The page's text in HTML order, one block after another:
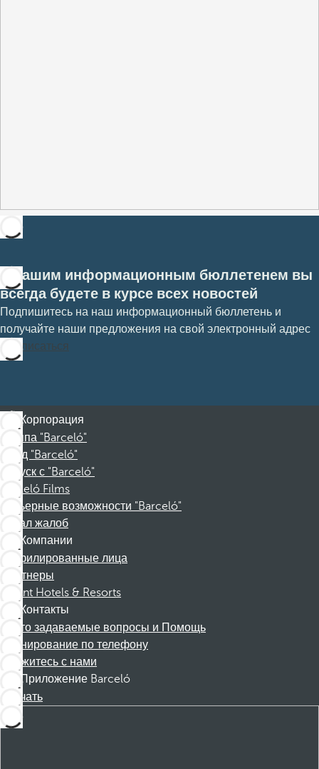
С нашим информационным бюллетенем вы
всегда будете в курсе всех новостей
Подпишитесь на наш информационный бюллетень и
получайте наши предложения на свой электронный адрес
Подписаться
Корпорация
Группа "Barceló"
Фонд "Barceló"
Отпуск с "Barceló"
Barceló Films
Карьерные возможности "Barceló"
Канал жалоб
Компании
Аффилированные лица
Партнеры
Dorint Hotels & Resorts
Контакты
Часто задаваемые вопросы и Помощь
Бронирование по телефону
Свяжитесь с нами
Приложение Barceló
Скачать